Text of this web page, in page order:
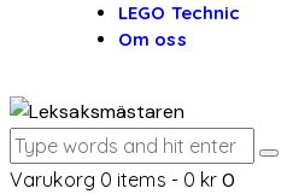
LEGO Technic
Om oss
Varukorg 0 items - 0 kr 0